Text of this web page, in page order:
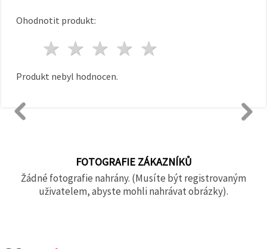
Ohodnotit produkt:
4 hvězdy
3 hvězdy
2 hvězdy
1 hvězda
Produkt nebyl hodnocen.
FOTOGRAFIE ZÁKAZNÍKŮ
Žádné fotografie nahrány. (Musíte být registrovaným
uživatelem, abyste mohli nahrávat obrázky).